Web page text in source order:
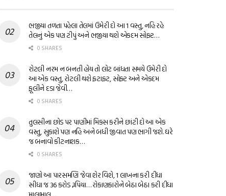
ભજીયા તળતા પહેલા તેલમાં ઉમેરી દો આ 1 વસ્તુ, નહિ રહે
તેલનું એક પણ ટીપું અને ભજીયા થશે એકદમ સોફ્ટ…
0 SHARES
રોટલી નરમ ન બનતી હોય તો લોટ બાંધતા સમયે ઉમેરી દો
આ એક વસ્તુ, રોટલી થશે ફટાફટ, સોફ્ટ અને એકદમ
ફૂલીને દડા જેવી…
0 SHARES
તુલસીના છોડ પર પાણીમાં મિક્સ કરીને છાંટી દો આ એક
વસ્તુ, સુકાશે પણ નહિ અને બધી જીવાત પણ ભાગી જશે. ઘરે
જ બનાવો કીટનાશક…
0 SHARES
જાણો આ પારસમણિ જેવા શેર વિશે, 1 લાખના કરી દીધા
સીધા જ 36 કરોડ રૂપિયા… રોકાણકારોને બેઠા બેઠા કરી દીધા